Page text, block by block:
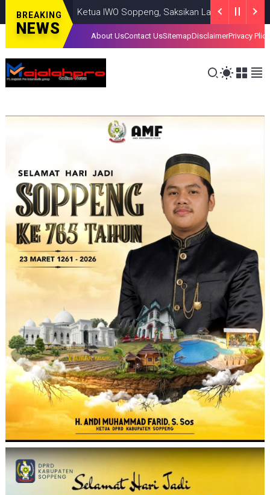
BREAKING
NEWS
Ketua IWO Soppeng, Saksikan Laga Sepakbola Usia
Tim Gabungan Polres Pinrang Olah TKP Penemuan
About UsContact UsSitemapDisclaimerPrivacy Plice